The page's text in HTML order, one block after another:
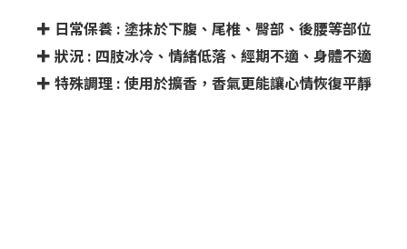
✚ 日常保養 : 塗抹於下腹、尾椎、臀部、後腰等部位
✚ 狀況 : 四肢冰冷、情緒低落、經期不適、身體不適
✚ 特殊調理 : 使用於擴香，香氣更能讓心情恢復平靜